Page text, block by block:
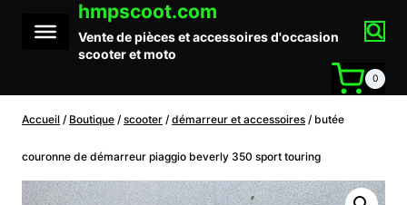
contenu
hmpscoot.com
Vente de pièces et accessoires d'occasion
scooter et moto
0
Accueil / Boutique / scooter / démarreur et accessoires / butée
couronne de démarreur piaggio beverly 350 sport touring